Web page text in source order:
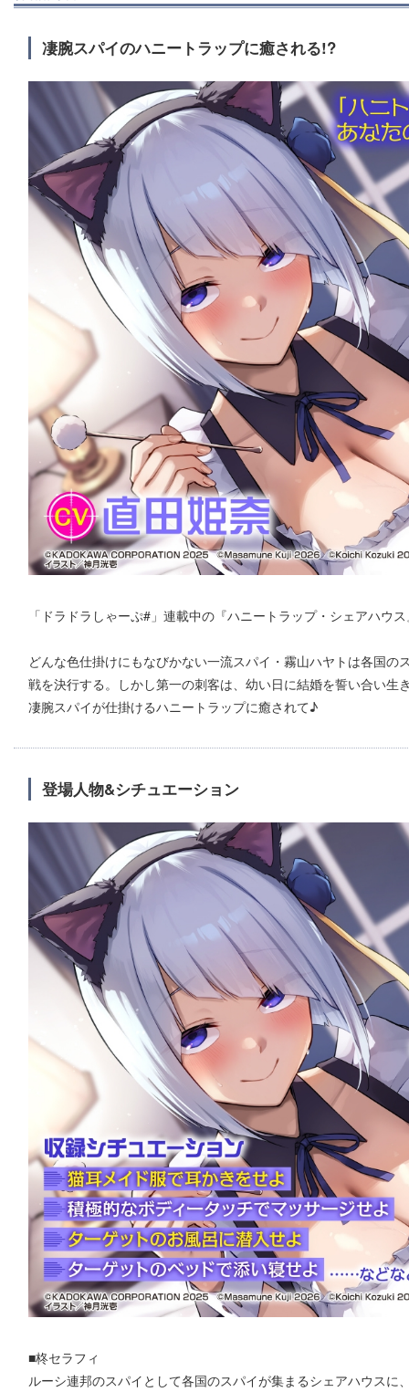
凄腕スパイのハニートラップに癒される!?
「ドラドラしゃーぷ#」連載中の『ハニートラップ・シェアハウ
どんな色仕掛けにもなびかない一流スパイ・霧山ハヤトは各国
戦を決行する。しかし第一の刺客は、幼い日に結婚を誓い合い生
凄腕スパイが仕掛けるハニートラップに癒されて♪
登場人物&シチュエーション
■柊セラフィ
ルーシ連邦のスパイとして各国のスパイが集まるシェアハウス